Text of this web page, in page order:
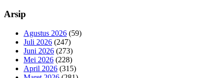
Arsip
Agustus 2026 (59)
Juli 2026 (247)
Juni 2026 (273)
Mei 2026 (228)
April 2026 (315)